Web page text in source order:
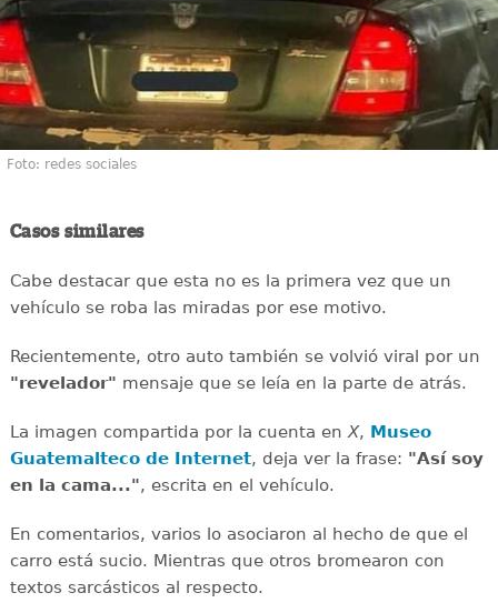
Foto: redes sociales
Casos similares
Cabe destacar que esta no es la primera vez que un
vehículo se roba las miradas por ese motivo.
Recientemente, otro auto también se volvió viral por un
"revelador" mensaje que se leía en la parte de atrás.
La imagen compartida por la cuenta enX, Museo
Guatemalteco de Internet, deja ver la frase: "Así soy
en la cama...", escrita en el vehículo.
En comentarios, varios lo asociaron al hecho de que el
carro está sucio. Mientras que otros bromearon con
textos sarcásticos al respecto.